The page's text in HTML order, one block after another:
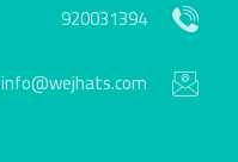
920031394
info@wejhats.com